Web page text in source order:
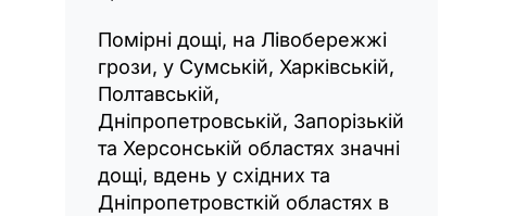
Помірні дощі, на Лівобережжі
грози, у Сумській, Харківській,
Полтавській,
Дніпропетровській, Запорізькій
та Херсонській областях значні
дощі, вдень у східних та
Дніпропетровсткій областях в